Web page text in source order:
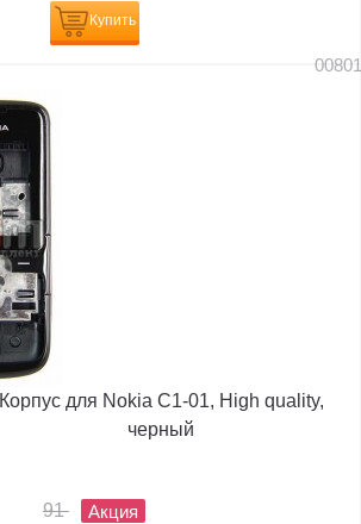
Купить
Корпус для Nokia C1-01, High quality,
черный
91 Акция